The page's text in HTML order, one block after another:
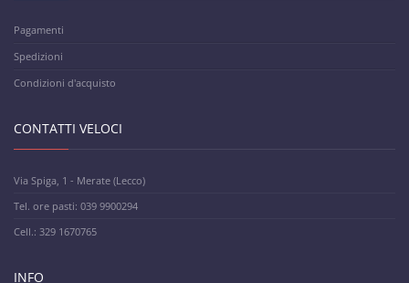
Pagamenti
Spedizioni
Condizioni d'acquisto
CONTATTI VELOCI
Via Spiga, 1 - Merate (Lecco)
Tel. ore pasti: 039 9900294
Cell.: 329 1670765
INFO